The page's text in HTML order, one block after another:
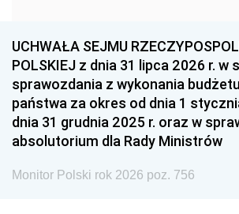
1939 1938
1936 1930
UCHWAŁA SEJMU
POLSKIEJ z dnia 31 lipca 2026 r. w
sprawozdania z wykonania budżetu
państwa za okres od dnia 1
dnia 31 grudnia 2025 r. oraz w
absolutorium dla Rady Ministrów
Monitor Polski rok 2026 poz. 756